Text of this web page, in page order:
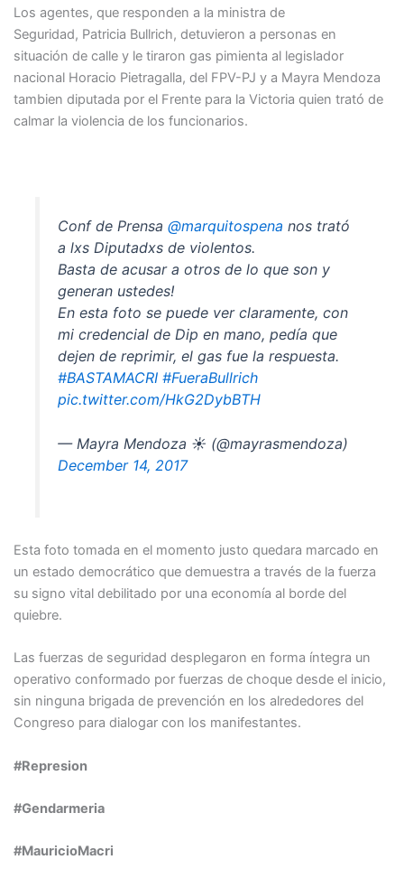
Los agentes, que responden a la ministra de
Seguridad, Patricia Bullrich, detuvieron a personas en
situación de calle y le tiraron gas pimienta al legislador
nacional Horacio Pietragalla, del FPV-PJ y a Mayra Mendoza
tambien diputada por el Frente para la Victoria quien trató de
calmar la violencia de los funcionarios.
Conf de Prensa @marquitospena nos trató
a lxs Diputadxs de violentos.
Basta de acusar a otros de lo que son y
generan ustedes!
En esta foto se puede ver claramente, con
mi credencial de Dip en mano, pedía que
dejen de reprimir, el gas fue la respuesta.
#BASTAMACRI #FueraBullrich
pic.twitter.com/HkG2DybBTH
— Mayra Mendoza ☀️ (@mayrasmendoza)
December 14, 2017
Esta foto tomada en el momento justo quedara marcado en
un estado democrático que demuestra a través de la fuerza
su signo vital debilitado por una economía al borde del
quiebre.
Las fuerzas de seguridad desplegaron en forma íntegra un
operativo conformado por fuerzas de choque desde el inicio,
sin ninguna brigada de prevención en los alrededores del
Congreso para dialogar con los manifestantes.
#Represion
#Gendarmeria
#MauricioMacri